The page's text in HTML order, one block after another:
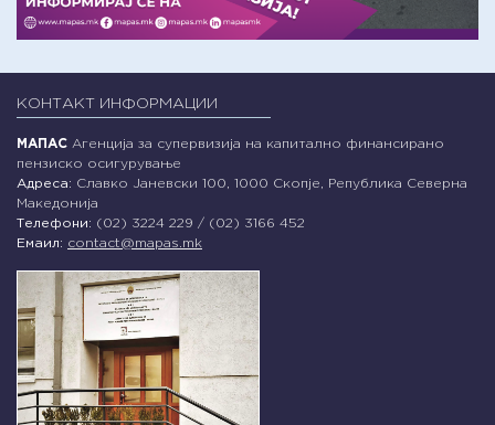
КОНТАКТ ИНФОРМАЦИИ
МАПАС Агенција за супервизија на капитално финансирано
пензиско осигурување
Адреса: Славко Јаневски 100, 1000 Скопје, Република Северна
Македонија
Телефони: (02) 3224 229 / (02) 3166 452
Емаил: contact@mapas.mk